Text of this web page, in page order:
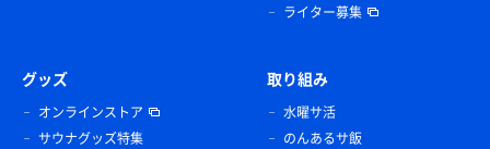
ライター募集
グッズ
オンラインストア
サウナグッズ特集
取り組み
水曜サ活
のんあるサ飯